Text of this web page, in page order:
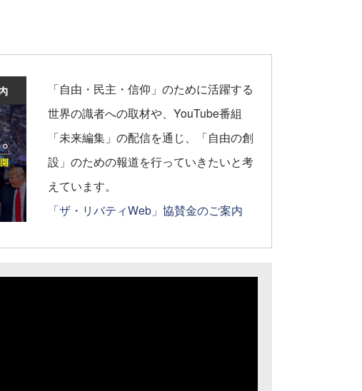
「自由・民主・信仰」のために活躍する
世界の識者への取材や、YouTube番組
「未来編集」の配信を通じ、「自由の創
設」のための報道を行っていきたいと考
えています。
「ザ・リバティWeb」協賛金のご案内